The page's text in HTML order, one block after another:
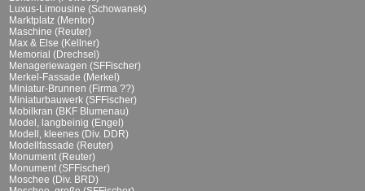
Luxus-Limousine (Schowanek)
Marktplatz (Mentor)
Maschine (Reuter)
Max & Else (Kellner)
Memorial (Drechsel)
Menageriewagen (SFFischer)
Merkel-Fassade (Merkel)
Miniatur-Brunnen (Firma ??)
Miniaturbauwerk (SFFischer)
Mobilkran (BKF Blumenau)
Model, langbeinig (Engel)
Modell, kleenes (Div. DDR)
Modellfassade (Reuter)
Monument (Reuter)
Monument (SFFischer)
Moschee (Div. BRD)